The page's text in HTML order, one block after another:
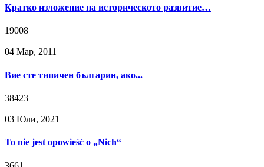
Кратко изложение на историческото развитие…
19008
04 Мар, 2011
Вие сте типичен българин, ако...
38423
03 Юли, 2021
To nie jest opowieść o „Nich“